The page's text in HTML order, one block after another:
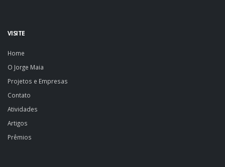
VISITE
Home
O Jorge Maia
Projetos e Empresas
Contato
Atividades
Artigos
Prêmios